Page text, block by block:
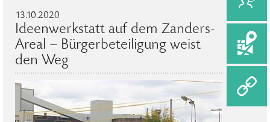
13.10.2020
Ideenwerkstatt auf dem Zanders-
Areal – Bürgerbeteiligung weist
den Weg